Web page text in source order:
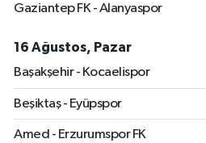
Gaziantep FK - Alanyaspor
16 Ağustos, Pazar
Başakşehir - Kocaelispor
Beşiktaş - Eyüpspor
Amed - Erzurumspor FK